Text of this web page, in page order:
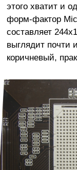
этого хватит и
форм-фактор
составляет
выглядит почти
коричневый,